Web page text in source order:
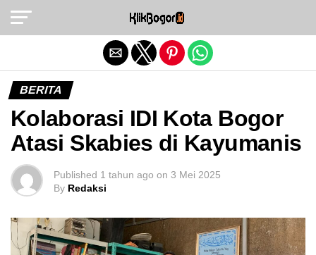
BERITA
Kolaborasi IDI Kota Bogor
Atasi Skabies di Kayumanis
Published 1 tahun ago on 3 Mei 2025
By Redaksi
Exit mobile version